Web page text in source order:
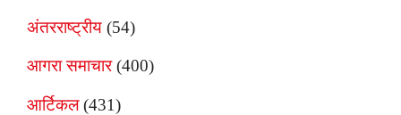
अंतरराष्ट्रीय (54)
आगरा समाचार(400)
आर्टिकल(431)